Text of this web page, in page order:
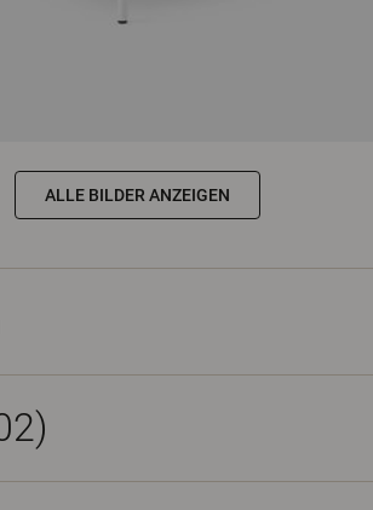
ALLE BILDER ANZEIGEN